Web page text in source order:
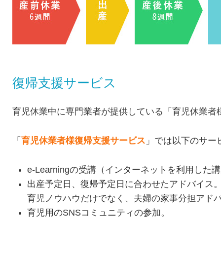
復帰支援サービス
育児休業中に専門業者が提供している「育児休業
「 育児休業者様復帰支援サービス 」では以下のサ
e-Learningの受講（インターネットを利用した
出産予定日、復帰予定日に合わせたアドバイス
育児ノウハウだけでなく、夫婦の家事分担アド
育児用のSNSコミュニティの参加。